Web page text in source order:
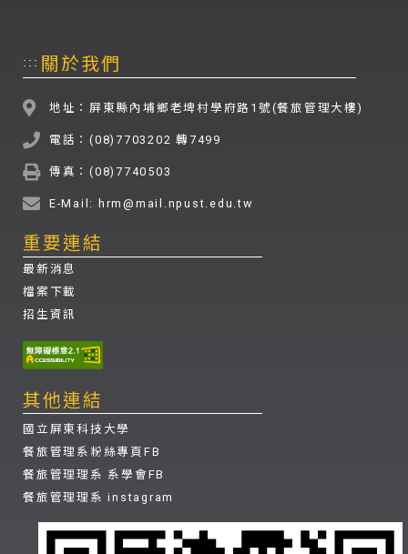
::: 關於我們
地址：屏東縣內埔鄉老埤村學府路1號(餐旅管理大樓)
電話：(08)7703202 轉7499
傳真：(08)7740503
E-Mail: hrm@mail.npust.edu.tw
重要連結
最新消息
檔案下載
招生資訊
其他連結
國立屏東科技大學
餐旅管理系粉絲專頁FB
餐旅管理理系 系學會FB
餐旅管理理系 instagram